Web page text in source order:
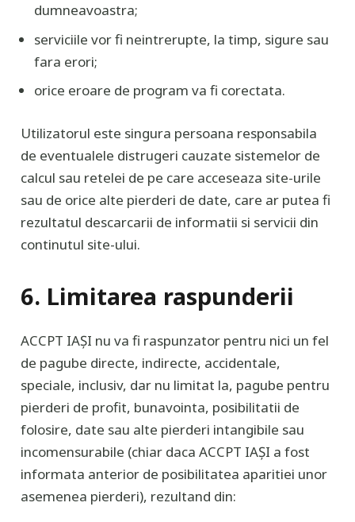
dumneavoastra;
serviciile vor fi neintrerupte, la timp, sigure sau
fara erori;
orice eroare de program va fi corectata.
Utilizatorul este singura persoana responsabila
de eventualele distrugeri cauzate sistemelor de
calcul sau retelei de pe care acceseaza site-urile
sau de orice alte pierderi de date, care ar putea fi
rezultatul descarcarii de informatii si servicii din
continutul site-ului.
6. Limitarea raspunderii
ACCPT IAȘI nu va fi raspunzator pentru nici un fel
de pagube directe, indirecte, accidentale,
speciale, inclusiv, dar nu limitat la, pagube pentru
pierderi de profit, bunavointa, posibilitatii de
folosire, date sau alte pierderi intangibile sau
incomensurabile (chiar daca ACCPT IAȘI a fost
informata anterior de posibilitatea aparitiei unor
asemenea pierderi), rezultand din: